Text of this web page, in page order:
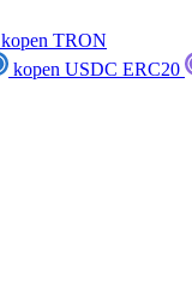
kopen TRON
kopen USDC ERC20